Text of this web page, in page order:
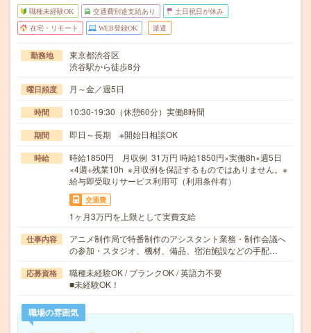
職種未経験OK 交通費別途支給あり 土日祝日が休み
在宅・リモート WEB登録OK 派遣
勤務地
東京都渋谷区
渋谷駅から徒歩8分
曜日頻度 月～金／週5日
時間 10:30-19:30（休憩60分）実働8時間
期間 即日～長期 ※開始日相談OK
時給
時給1850円 月収例 31万円 時給1850円×実働8h×週5日
×4週+残業10h ※月収例を保証するものではありません。※
給与即受取りサービス利用可（利用条件有）
交通費
1ヶ月3万円を上限として実費支給
仕事内容
アニメ制作局で特番制作のアシスタント業務・制作会議へ
の参加・スタジオ、機材、備品、宿泊施設などの手配…
応募資格
職種未経験OK / ブランクOK / 英語力不要
■未経験OK！
職場の雰囲気